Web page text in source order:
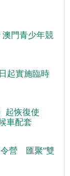
門青少年競
起實施臨時
起恢復使
車配套
令營 匯聚“雙